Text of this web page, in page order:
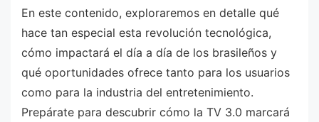
En este contenido, exploraremos en detalle qué
hace tan especial esta revolución tecnológica,
cómo impactará el día a día de los brasileños y
qué oportunidades ofrece tanto para los usuarios
como para la industria del entretenimiento.
Prepárate para descubrir cómo la TV 3.0 marcará